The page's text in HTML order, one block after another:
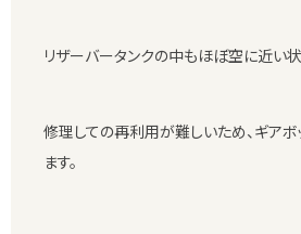
リザーバータンクの中もほぼ空に近い
修理しての再利用が難しいため、ギア
ます。